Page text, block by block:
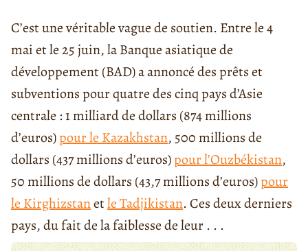
C’est une véritable vague de soutien. Entre le 4
mai et le 25 juin, la Banque asiatique de
développement (BAD) a annoncé des prêts et
subventions pour quatre des cinq pays d’Asie
centrale : 1 milliard de dollars (874 millions
d’euros)pour le Kazakhstan, 500 millions de
dollars (437 millions d’euros)pour l’Ouzbékistan,
50 millions de dollars (43,7 millions d’euros)pour
le Kirghizstanetle Tadjikistan. Ces deux derniers
pays, du fait de la faiblesse de leur . . .